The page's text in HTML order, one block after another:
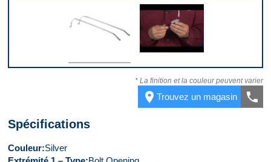
Vidéo 1
* La finition et la couleur peuvent varier
place Trouvez un magasin call
Spécifications
Couleur Silver